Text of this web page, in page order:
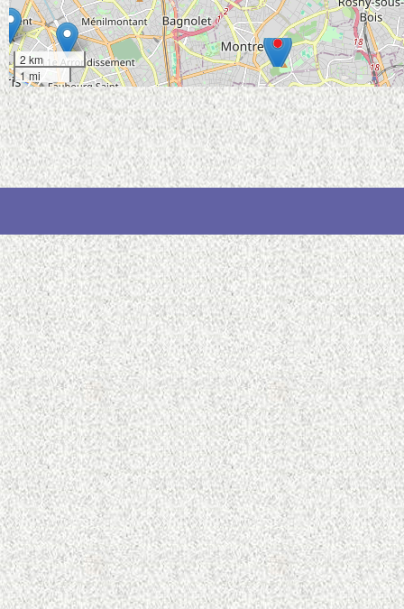
2 km
1 mi